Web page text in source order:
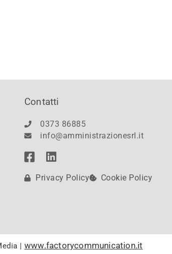
Contatti
0373 86885
info@amministrazionesrl.it
Privacy Policy Cookie Policy
|www.factorycommunication.it